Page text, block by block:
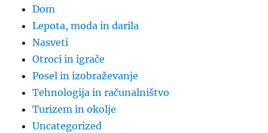
Dom
Lepota, moda in darila
Nasveti
Otroci in igrače
Posel in izobraževanje
Tehnologija in računalništvo
Turizem in okolje
Uncategorized